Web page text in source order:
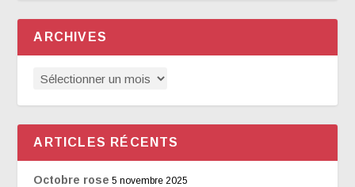
ARCHIVES
ARTICLES RÉCENTS
Octobre rose 5 novembre 2025